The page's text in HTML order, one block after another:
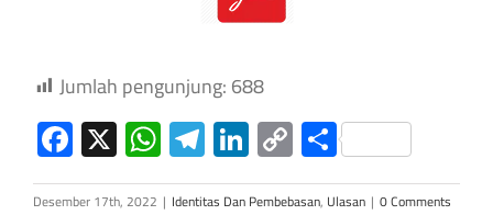
Jumlah pengunjung:688
Facebook
X WhatsApp
Telegram
LinkedIn
Copy
Link
Share
Desember 17th, 2022 | Identitas Dan Pembebasan, Ulasan | 0 Comments